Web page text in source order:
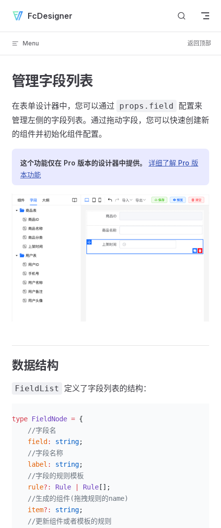
Skip to content
FcDesigner
Menu 返回顶部
管理字段列表
在表单设计器中，您可以通过 props.field
配置来
管理左侧的字段列表。通过拖动字段，您可以快速创建新
的组件并初始化组件配置。
这个功能仅在 Pro 版本的设计器中提供。 详细了解 Pro 版
本功能
数据结构
FieldList 定义了字段列表的结构：
type FieldNode = {
    //字段名
    field
: string;
    //字段名称
    label
: string;
    //字段的规则模板
    rule
?: Rule Rule [];
    //生成的组件(拖拽规则的name)
    item
?: string;
    //更新组件或者模板的规则